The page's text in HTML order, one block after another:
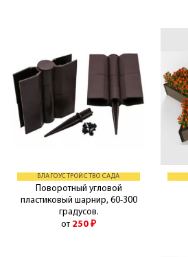
БЛАГОУСТРОЙСТВО САДА
Поворотный угловой
пластиковый шарнир, 60-300
градусов.
от 250 ₽